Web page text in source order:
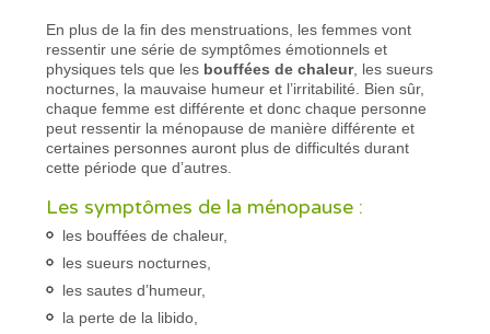
En plus de la fin des menstruations, les femmes vont
ressentir une série de symptômes émotionnels et
physiques tels que les bouffées de chaleur, les sueurs
nocturnes, la mauvaise humeur et l’irritabilité. Bien sûr,
chaque femme est différente et donc chaque personne
peut ressentir la ménopause de manière différente et
certaines personnes auront plus de difficultés durant
cette période que d’autres.
Les symptômes de la ménopause :
les bouffées de chaleur,
les sueurs nocturnes,
les sautes d’humeur,
la perte de la libido,